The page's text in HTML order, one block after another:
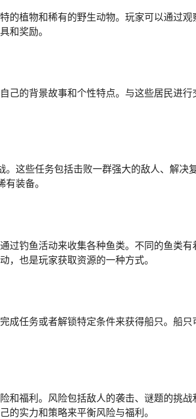
的植物和稀有的野生动物。玩家可以通过
和奖励。
己的背景故事和个性特点。与这些居民进
这些任务包括击败一群强大的敌人、解决
装备。
过钓鱼活动来收集各种鱼类。不同的鱼类
，也是玩家获取资源的一种方式。
成任务或者解锁特定条件来获得船只。船
和福利。风险包括敌人的袭击、谜题的挑
的实力和策略来平衡风险与福利。